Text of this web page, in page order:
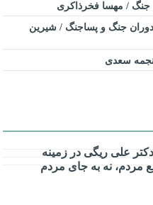
جنگ / مهسا فخرذاکری
جنگ و پساجنگ / شیرین
سعدی
علی ریگی در زمینه
مردم، نه به جای مردم